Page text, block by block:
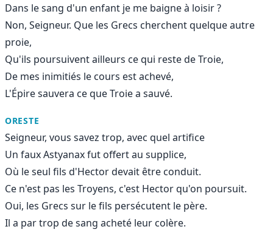
Dans le sang d'un enfant je me baigne à loisir ?
Non, Seigneur. Que les Grecs cherchent quelque autre
proie,
Qu'ils poursuivent ailleurs ce qui reste de Troie,
De mes inimitiés le cours est achevé,
L'Épire sauvera ce que Troie a sauvé.
ORESTE
Seigneur, vous savez trop, avec quel artifice
Un faux Astyanax fut offert au supplice,
Où le seul fils d'Hector devait être conduit.
Ce n'est pas les Troyens, c'est Hector qu'on poursuit.
Oui, les Grecs sur le fils persécutent le père.
Il a par trop de sang acheté leur colère.